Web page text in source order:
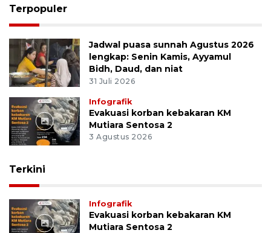
Terpopuler
Jadwal puasa sunnah Agustus 2026
lengkap: Senin Kamis, Ayyamul
Bidh, Daud, dan niat
31 Juli 2026
Infografik
Evakuasi korban kebakaran KM
Mutiara Sentosa 2
3 Agustus 2026
Terkini
Infografik
Evakuasi korban kebakaran KM
Mutiara Sentosa 2